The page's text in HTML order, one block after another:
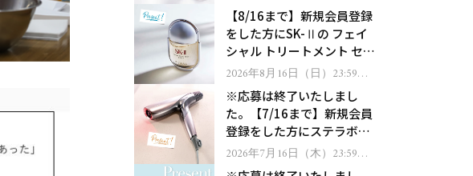
で【8/16まで】新規会員登録
をした方にSK-Ⅱの フェイ
シャル トリートメント セラ
ムをプレゼント！
2026年8月16日（日）23:59ま
※応募は終了いたしまし
た。【7/16まで】新規会員
登録をした方にステラボー
テのシャインリバース ヘア
2026年7月16日（木）23:59ま